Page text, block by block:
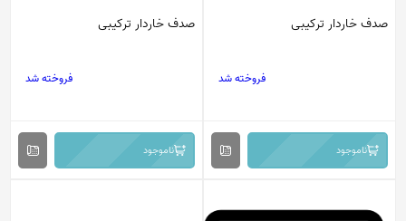
صدف خاردار ترکیبی
فروخته شد
ناموجود
صدف خاردار ترکیبی
فروخته شد
ناموجود